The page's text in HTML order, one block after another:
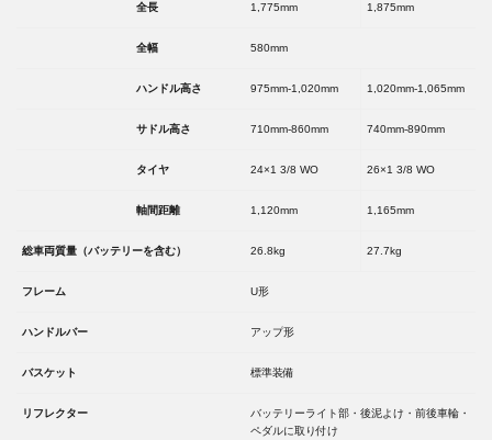
全長 1,775mm 1,875mm
全幅 580mm
ハンドル高さ 975mm-1,020mm 1,020mm-1,065mm
サドル高さ 710mm-860mm 740mm-890mm
タイヤ 24×1 3/8 WO 26×1 3/8 WO
軸間距離 1,120mm 1,165mm
総車両質量（バッテリーを含む） 26.8kg 27.7kg
フレーム U形
ハンドルバー アップ形
バスケット 標準装備
リフレクター
バッテリーライト部・後泥よけ・前後車輪・
ペダルに取り付け